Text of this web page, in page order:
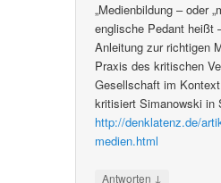
„Medienbildung – oder
englische Pedant heißt
Anleitung zur richtigen
Praxis des kritischen
Gesellschaft im
kritisiert Simanowski in
http://denklatenz.de/
medien.html
Antworten ↓